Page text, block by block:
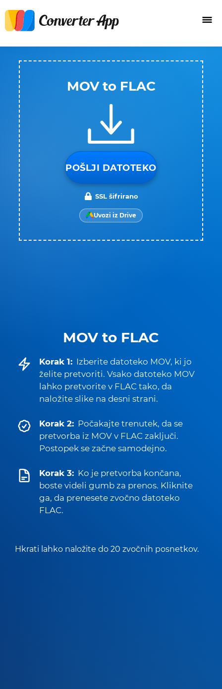
MOV to FLAC
Korak 1: Izberite datoteko MOV, ki jo
želite pretvoriti. Vsako datoteko MOV
lahko pretvorite v FLAC tako, da
naložite slike na desni strani.
Korak 2: Počakajte trenutek, da se
pretvorba iz MOV v FLAC zaključi.
Postopek se začne samodejno.
Korak 3: Ko je pretvorba končana,
boste videli gumb za prenos. Kliknite
ga, da prenesete zvočno datoteko
FLAC.
Hkrati lahko naložite do 20 zvočnih posnetkov.
MOV to FLAC
POŠLJI DATOTEKO
SSL šifrirano
Uvozi iz Drive